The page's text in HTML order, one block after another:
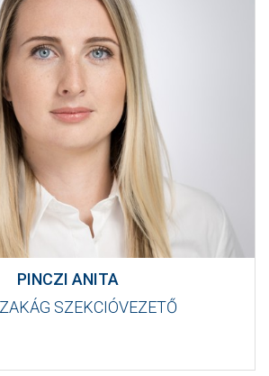
PINCZI ANITA
SZEKCIÓVEZETŐ